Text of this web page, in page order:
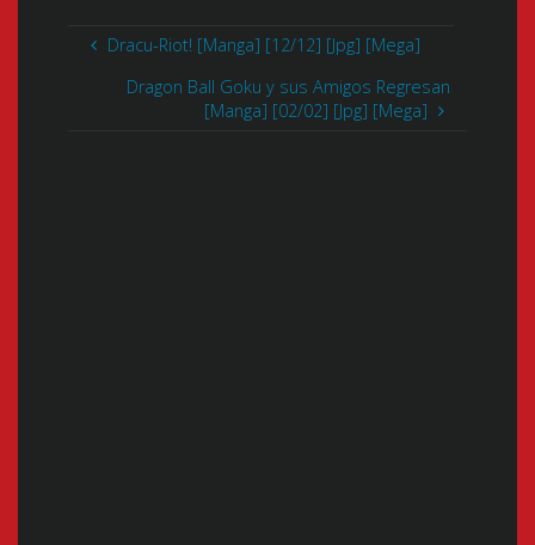
Dracu-Riot! [Manga] [12/12] [Jpg] [Mega]
Dragon Ball Goku y sus Amigos Regresan
[Manga] [02/02] [Jpg] [Mega]